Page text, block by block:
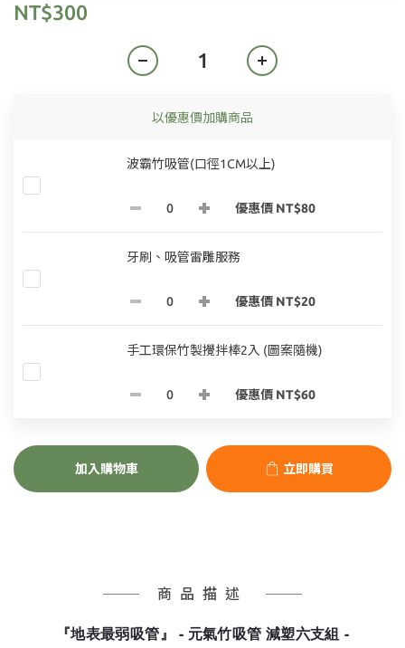
NT$300
以優惠價加購商品
波霸竹吸管(口徑1CM以上)
優惠價 NT$80
牙刷、吸管雷雕服務
優惠價 NT$20
手工環保竹製攪拌棒2入 (圖案隨機)
優惠價 NT$60
加入購物車 立即購買
商品描述
『地表最弱吸管』 - 元氣竹吸管減塑六支組 -